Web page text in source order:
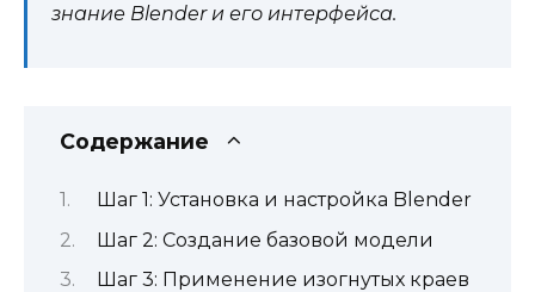
знание Blender и его интерфейса.
Содержание
Шаг 1: Установка и настройка Blender
Шаг 2: Создание базовой модели
Шаг 3: Применение изогнутых краев